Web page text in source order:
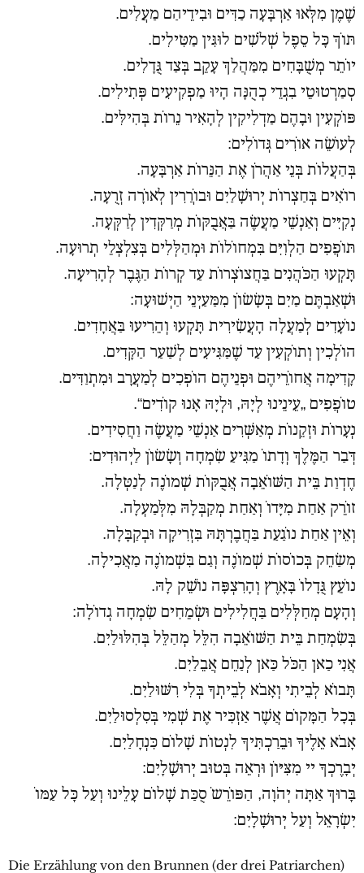
שֶׁמֶן מִלְּאוּ אַרְבָּעָה כַדִּים וּבִידֵיהַם מַעֲלִים.
תּוֹךְ כָּל סֵפֶל שְׁלֹשִׁים לוּגִּין מַטִּילִים.
יוֹתֵר מְשֻׁבָּחִים מִמַּהֲלַךְ עָקֵב בְּצַד גֻּדָלִים.
סְמַרְטוּטֵי בִגְדֵי כְהֻנָּה הָיוּ מַפְקִיעִים פְּתִילִים.
פּוֹקְעִין וּבָהֶם מַדְלִיקִין לְהָאִיר נֵרוֹת בְּהִילִּים.
לְעוֹשֵׂה אוֹרִים גְּדוֹלִים:
בְּהַעֲלוֹת בְּנֵי אַהֲרֹן אֶת הַנֵּרוֹת אַרְבָּעָה.
רוֹאִים בְּחַצְרוֹת יְרוּשָׁלַיִם וּבוֹרֲרִין לְאוֹרָה זְרֻעָה.
נְקִיִּים וְאַנְשֵׁי מַעֲשֶׂה בַּאֲבֻקּוֹת מְרַקְּדִין לְרַקְּעָה.
תּוֹפֲפִים הַלְוִיִּם בִּמְחוֹלוֹת וּמְהַלְּלִים בְּצִלְצְלֵי תְרוּעָה.
תָּקְעוּ הַכֹּהֲנִים בַּחֲצוֹצְרוֹת עַד קְרוֹת הַגֶּבֶר לְהָרִיעָה.
וּשְׁאַבְתֶּם מַיִם בְּשָׂשׂוֹן מִמַּעַיְנֵי הַיְשׁוּעָה:
נוֹעָדִים לְמַעֲלָה הָעֲשִׂירִית תָּקְעוּ וְהֵרִיעוּ בַּאֲחָדִים.
הוֹלְכִין וְתוֹקְעִין עַד שֶׁמַּגִּיעִים לְשַׁעַר הַקָּדִים.
קָדִימָה אֲחוֹרֵיהֶם וּפְנֵיהֶם הוֹפְכִים לְמַעֲרָב וּמִתְוַדִּים.
טוֹפֲפִים „עֵינֵינוּ לְיָהּ, וּלְיָהּ אָנוּ קוֹדִים“.
נְעָרוֹת וּזְקֵנוֹת מְאַשְּׁרִים אַנְשֵׁי מַעֲשֶׂה וַחֲסִידִים.
דְּבַר הַמֶּלֶךְ וְדָתוֹ מַגִּיעַ שִׂמְחָה וְשָׂשׂוֹן לַיְהוּדִים:
חֶדְוַת בֵּית הַשּׁוֹאֵבָה אֲבֻקּוֹת שְׁמוֹנֶה לְנַטְּלָה.
זוֹרֵק אַחַת מִיָּדוֹ וְאַחַת מְקַבְּלָהּ מִלְּמַעְלָה.
וְאֵין אַחַת נוֹגַעַת בַּחֲבֶרְתָּהּ בִּזְרִיקָה וּבְקַבָּלָה.
מְשַׂחֵק בְּכוֹסוֹת שְׁמוֹנֶה וְגַם בִּשְׁמוֹנֶה מַאֲכִילָה.
נוֹעֵץ גֻּדָלוֹ בָּאָרֶץ וְהָרִצְפָּה נוֹשֵׁק לָהּ.
וְהָעָם מְחַלְּלִים בַּחֲלִילִים וּשְׂמֵחִים שִׂמְחָה גְדוֹלָה:
בְּשִׂמְחַת בֵּית הַשּׁוֹאֵבָה הִלֵּל מְהַלֵּל בְּהִלּוּלַיִם.
אֲנִי כַאן הַכֹּל כַּאן לְנַחֵם אֲבֵלַיִם.
תָּבוֹא לְבֵיתִי וְאָבֹא לְבֵיתְךָ בְּלִי רִשּׁוּלַיִם.
בְּכָל הַמָּקוֹם אֲשֶׁר אַזְכִּיר אֶת שְׁמִי בְּסִלְסוּלַיִם.
אָבֹא אֵלֶיךָ וּבֵרַכְתִּיךָ לִנְטוֹת שָׁלוֹם כִּנְחָלַיִם.
יְבָרֶכְךָ יי מִצִּיּוֹן וּרְאֵה בְּטוּב יְרוּשָׁלָיִם:
בָּרוּךְ אַתָּה יְהֹוָה, הַפּוֹרֵשֹ סֻכַּת שָׁלוֹם עָלֵינוּ וְעַל כָּל עַמּוֹ
יִשְׂרָאֵל וְעַל יְרוּשָׁלָיִם:
Die Erzählung von den Brunnen (der drei Patriarchen)